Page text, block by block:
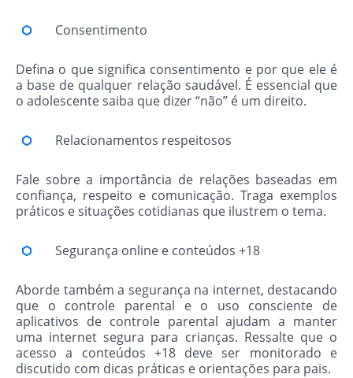
Consentimento
Defina o que significa consentimento e por que ele é
a base de qualquer relação saudável. É essencial que
o adolescente saiba que dizer “não” é um direito.
Relacionamentos respeitosos
Fale sobre a importância de relações baseadas em
confiança, respeito e comunicação. Traga exemplos
práticos e situações cotidianas que ilustrem o tema.
Segurança online e conteúdos +18
Aborde também a segurança na internet, destacando
que o controle parental e o uso consciente de
aplicativos de controle parental ajudam a manter
uma internet segura para crianças. Ressalte que o
acesso a conteúdos +18 deve ser monitorado e
discutido com dicas práticas e orientações para pais.